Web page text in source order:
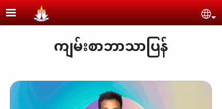
Skip to main content
ကျမ်းစာဘာသာပြန်